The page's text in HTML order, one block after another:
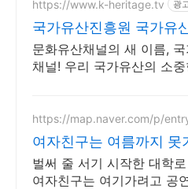
https://www.k-heritage.tv 광
국가유산진흥원 국가유
한국의 세계유산 영상
문화유산채널의 새 이름,
채널! 우리 국가유산의 소
https://map.naver.com/p/
여자친구는 여름까지 못
벌써 줄 서기 시작한 대학
여자친구는 여기가려고 공